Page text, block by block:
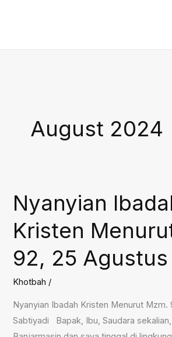
August 2024
Nyanyian
Kristen
92, 25
Khotbah /
Nyanyian Ibadah Kristen Menurut Mzm.
Sabtiyadi Bapak, Ibu, Saudara